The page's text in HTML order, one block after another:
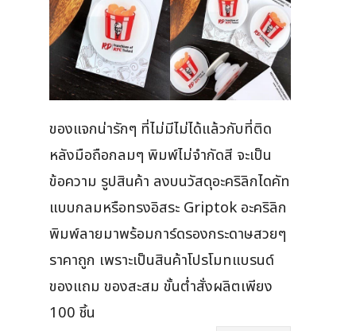
ของแจกน่ารักๆ ที่ไม่มีไม่ได้แล้วกับที่ติด
หลังมือถือกลมๆ พิมพ์ไม่จำกัดสี จะเป็น
ข้อความ รูปสินค้า ลงบนวัสดุอะคริลิกไดคัท
แบบกลมหรือทรงอิสระ Griptok อะคริลิก
พิมพ์ลายมาพร้อมการ์ดรองกระดาษสวยๆ
ราคาถูก เพราะเป็นสินค้าโปรโมทแบรนด์
ของแถม ของสะสม ขั้นต่ำสั่งผลิตเพียง
100 ชิ้น